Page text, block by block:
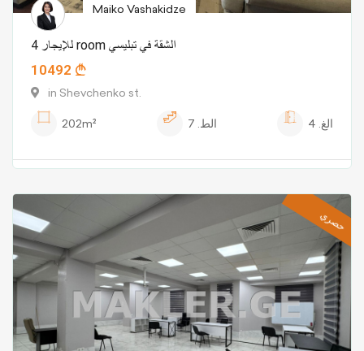
Maiko Vashakidze
للإيجار 4 room الشقة في تبليسي
10492
in Shevchenko st.
202m²
الط. 7 الغ. 4
حصري